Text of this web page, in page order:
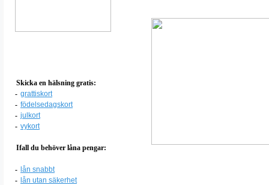
Skicka en hälsning gratis:
- grattiskort
- födelsedagskort
- julkort
- vykort
Ifall du behöver låna pengar:
- lån snabbt
- lån utan säkerhet